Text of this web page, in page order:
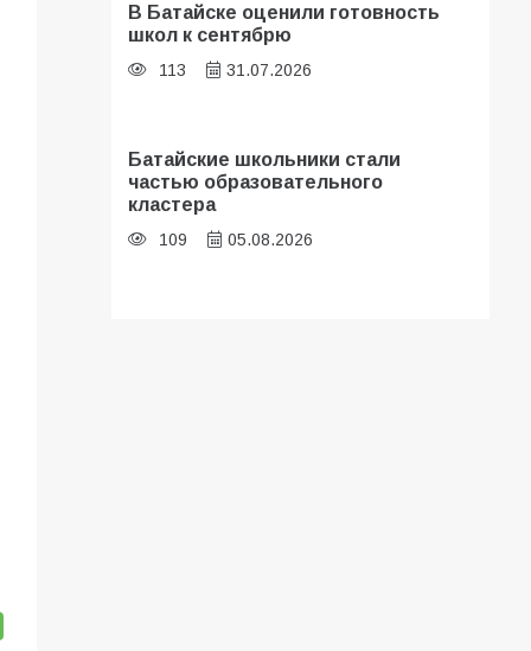
В Батайске оценили готовность
школ к сентябрю
113 31.07.2026
Батайские школьники стали
частью образовательного
кластера
109 05.08.2026